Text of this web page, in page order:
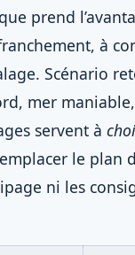
prend
franchement, à
Scénario
mer maniable,
servent à
le plan
ni les